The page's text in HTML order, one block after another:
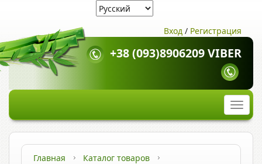
Вход / Регистрация
+38 (093)8906209 VIBER
Главная
Каталог товаров